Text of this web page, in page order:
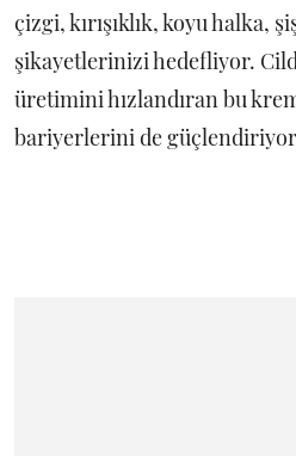
çizgi, kırışıklık, koyu halka,
şikayetlerinizi hedefliyor.
üretimini hızlandıran bu
bariyerlerini de